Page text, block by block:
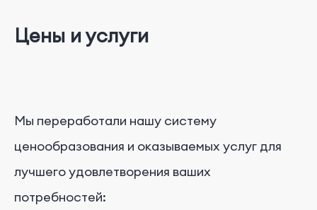
Цены и услуги
Мы переработали нашу систему
ценообразования и оказываемых услуг для
лучшего удовлетворения ваших
потребностей: